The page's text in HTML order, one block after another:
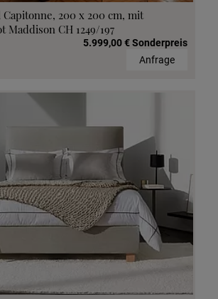
200 x 200 cm, mit
Maddison CH 1249/197
5.999,00 € Sonderpreis
Anfrage